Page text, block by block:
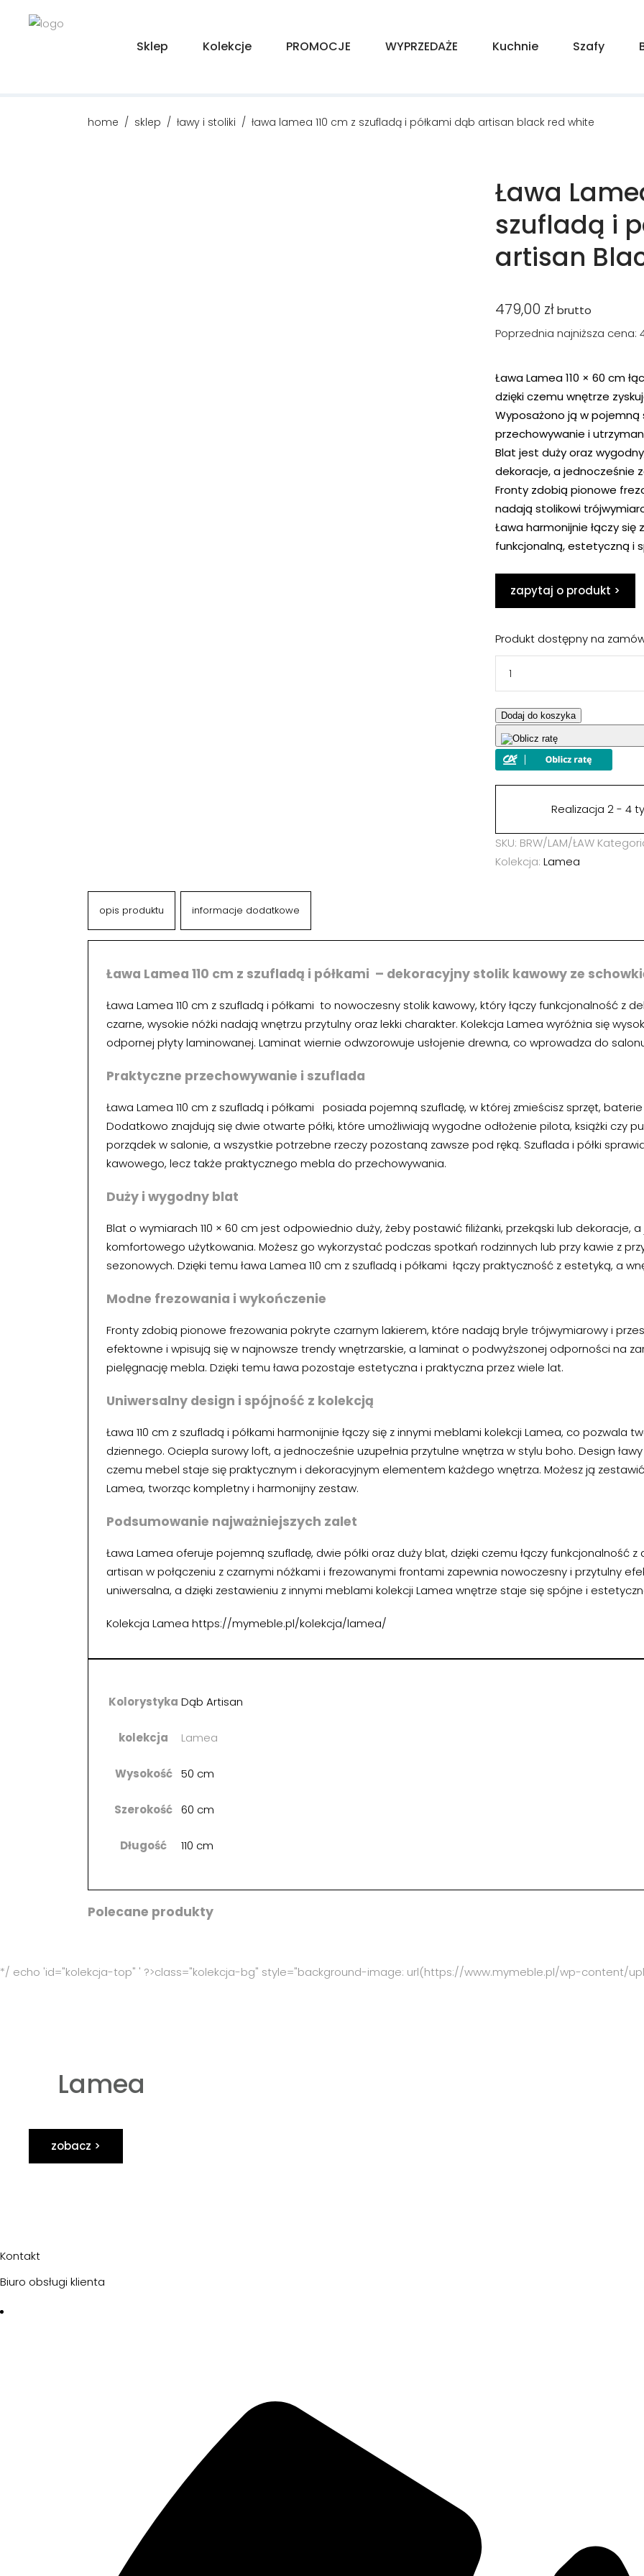
Sklep Kolekcje PROMOCJE WYPRZEDAŻE Kuchnie Szafy
home / sklep / ławy i stoliki / ława lamea 110 cm z szufladą i półkami dąb artisan black red white
Ława
szufladą i
artisan
479,00 złbrutto
Poprzednia najniższa cena:
Ława Lamea 110 × 60 cm
dzięki czemu wnętrze
Wyposażono ją w pojemną
przechowywanie i
Blat jest duży oraz
dekoracje, a jednocześnie
Fronty zdobią pionowe
nadają stolikowi
Ława harmonijnie łączy
funkcjonalną, estetyczną i
zapytaj o produkt >
Wyrażam zgodę na
My Meble Józef Fiedor z
NIP: 5492375948 w celu
Produkt dostępny na
Dodaj do koszyka
Realizacja 2 - 4
SKU: BRW/LAM/ŁAW
Kolekcja: Lamea
opis produktu informacje dodatkowe
Ława Lamea 110 cm z szufladą i półkami – dekoracyjny stolik kawowy ze
Ława Lamea 110 cm z szufladą i półkami to nowoczesny stolik kawowy, który łączy funkcjonalność z
czarne, wysokie nóżki nadają wnętrzu przytulny oraz lekki charakter. Kolekcja Lamea wyróżnia się
odpornej płyty laminowanej. Laminat wiernie odwzorowuje usłojenie drewna, co wprowadza do
Praktyczne przechowywanie i szuflada
Ława Lamea 110 cm z szufladą i półkami posiada pojemną szufladę, w której zmieścisz sprzęt,
Dodatkowo znajdują się dwie otwarte półki, które umożliwiają wygodne odłożenie pilota, książki czy
porządek w salonie, a wszystkie potrzebne rzeczy pozostaną zawsze pod ręką. Szuflada i półki
kawowego, lecz także praktycznego mebla do przechowywania.
Duży i wygodny blat
Blat o wymiarach 110 × 60 cm jest odpowiednio duży, żeby postawić filiżanki, przekąski lub
komfortowego użytkowania. Możesz go wykorzystać podczas spotkań rodzinnych lub przy kawie z
sezonowych. Dzięki temu ława Lamea 110 cm z szufladą i półkami łączy praktyczność z estetyką, a
Modne frezowania i wykończenie
Fronty zdobią pionowe frezowania pokryte czarnym lakierem, które nadają bryle trójwymiarowy i
efektowne i wpisują się w najnowsze trendy wnętrzarskie, a laminat o podwyższonej odporności na
pielęgnację mebla. Dzięki temu ława pozostaje estetyczna i praktyczna przez wiele lat.
Uniwersalny design i spójność z kolekcją
Ława 110 cm z szufladą i półkami harmonijnie łączy się z innymi meblami kolekcji Lamea, co pozwala
dziennego. Ociepla surowy loft, a jednocześnie uzupełnia przytulne wnętrza w stylu boho. Design
czemu mebel staje się praktycznym i dekoracyjnym elementem każdego wnętrza. Możesz ją
Lamea, tworząc kompletny i harmonijny zestaw.
Podsumowanie najważniejszych zalet
Ława Lamea oferuje pojemną szufladę, dwie półki oraz duży blat, dzięki czemu łączy funkcjonalność
artisan w połączeniu z czarnymi nóżkami i frezowanymi frontami zapewnia nowoczesny i przytulny
uniwersalna, a dzięki zestawieniu z innymi meblami kolekcji Lamea wnętrze staje się spójne i
Kolekcja Lamea https://mymeble.pl/kolekcja/lamea/
Kolorystyka Dąb Artisan
kolekcja Lamea
Wysokość 50 cm
Szerokość 60 cm
Długość 110 cm
Polecane produkty
*/ echo 'id="kolekcja-top" ' ?>class="kolekcja-bg" style="background-image: url(https://www.mymeble.pl/wp-content/
Lamea
zobacz >
Kontakt
Biuro obsługi klienta